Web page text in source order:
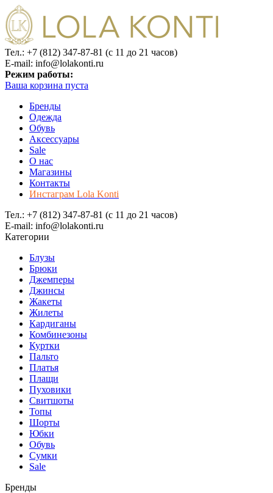
Тел.: +7 (812) 347-87-81 (с 11 до 21 часов)
E-mail: info@lolakonti.ru
Режим работы:
Ваша корзина пуста
Бренды
Одежда
Обувь
Аксессуары
Sale
О нас
Магазины
Контакты
Инстаграм Lola Konti
Тел.: +7 (812) 347-87-81 (с 11 до 21 часов)
E-mail: info@lolakonti.ru
Категории
Блузы
Брюки
Джемперы
Джинсы
Жакеты
Жилеты
Кардиганы
Комбинезоны
Куртки
Пальто
Платья
Плащи
Пуховики
Свитшоты
Топы
Шорты
Юбки
Обувь
Сумки
Sale
Бренды